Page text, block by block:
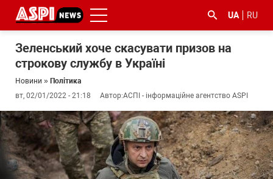
UA RU
Зеленський хоче скасувати призов на
строкову службу в Україні
Новини » Політика
вт, 02/01/2022 - 21:18
Автор:АСПІ - інформаційне агентство ASPI
#ООС
#боротьба
з
корупцією
#ДФС #Київ #коронавірус